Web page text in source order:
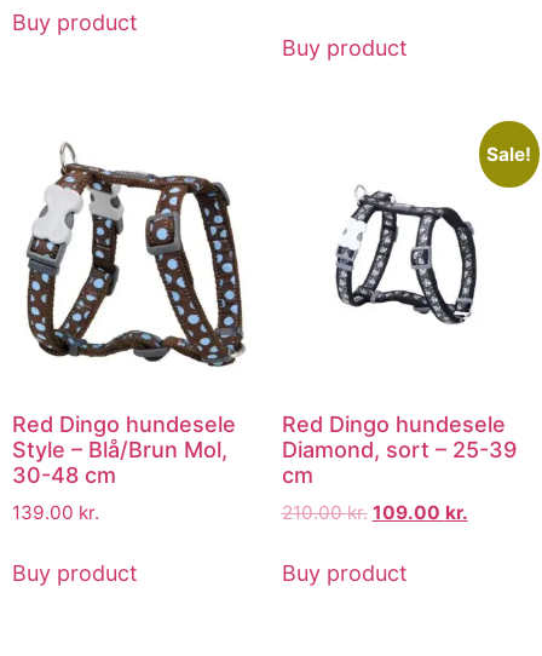
Buy product
Buy product
Red Dingo hundesele
Style – Blå/Brun Mol,
30-48 cm
139.00 kr.
Buy product
Sale!
Red Dingo hundesele
Diamond, sort – 25-39
cm
210.00kr. 109.00 kr.
Buy product